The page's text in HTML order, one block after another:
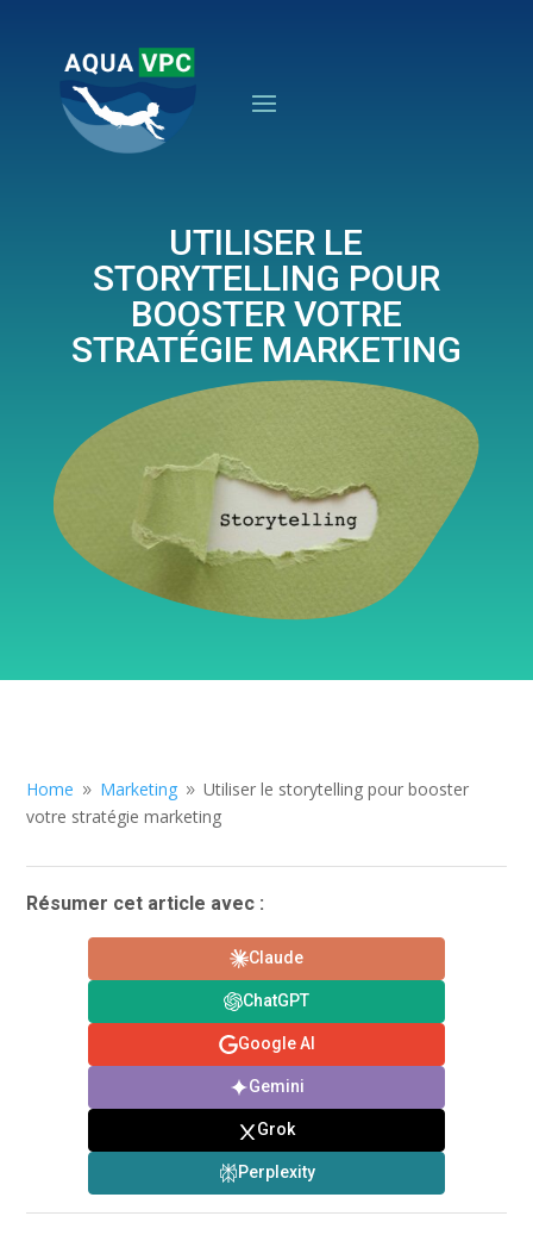
UTILISER LE
STORYTELLING POUR
BOOSTER VOTRE
STRATÉGIE MARKETING
Home 9 Marketing 9 Utiliser le storytelling pour booster
votre stratégie marketing
Résumer cet article avec :
Claude
ChatGPT
Google AI
Gemini
Grok
Perplexity